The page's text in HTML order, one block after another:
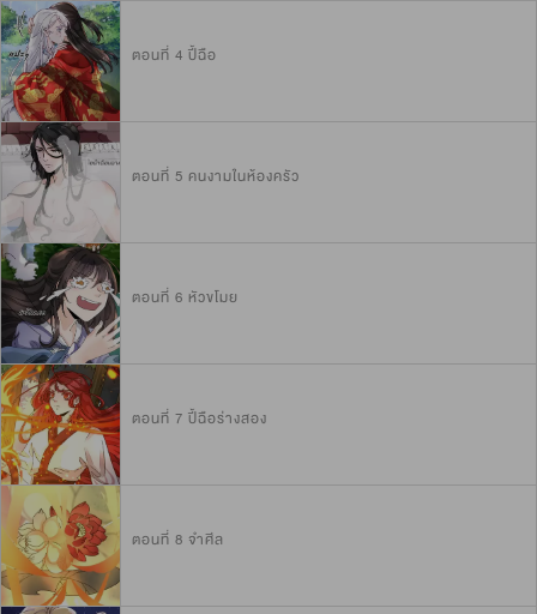
ตอนที่ 4 ปี้ฉือ
ตอนที่ 5 คนงามในห้องครัว
ตอนที่ 6 หัวขโมย
ตอนที่ 7 ปี้ฉือร่างสอง
ตอนที่ 8 จำศีล